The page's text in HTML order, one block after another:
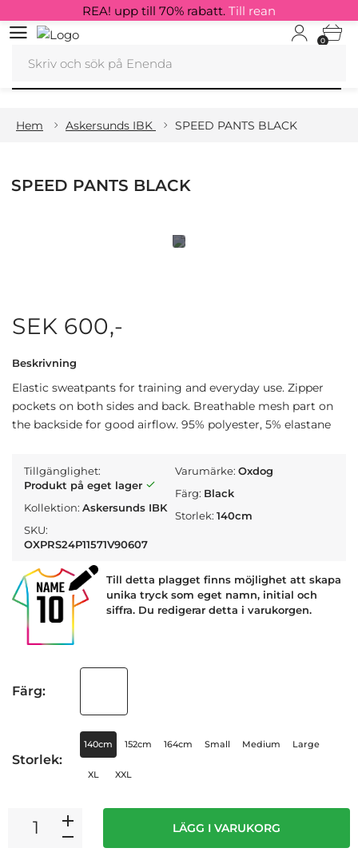
0
REA! upp till 70% rabatt. Till rean
Hem Askersunds IBK SPEED PANTS BLACK
SPEED PANTS BLACK
SEK 600,-
Beskrivning
Elastic sweatpants for training and everyday use. Zipper
pockets on both sides and back. Breathable mesh part on
the backside for good airflow. 95% polyester, 5% elastane
Tillgänglighet:
Produkt på eget lager
Kollektion: Askersunds IBK
SKU:
OXPRS24P11571V90607
Varumärke:Oxdog
Färg: Black
Storlek:140cm
Till detta plagget finns möjlighet att skapa
unika tryck som eget namn, initial och
siffra. Du redigerar detta i varukorgen.
Färg:
Storlek:
140cm 152cm 164cm Small Medium Large
XL XXL
LÄGG I VARUKORG